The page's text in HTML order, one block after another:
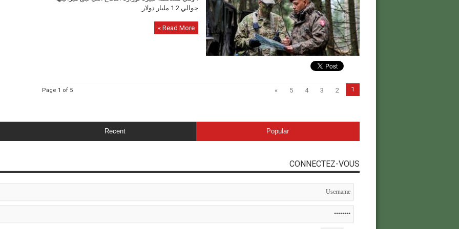
حوالي 1.2 مليار دولار.
Read More »
Page 1 of 5 1
2
3
4
5
»
Popular
Recent
CONNECTEZ-VOUS